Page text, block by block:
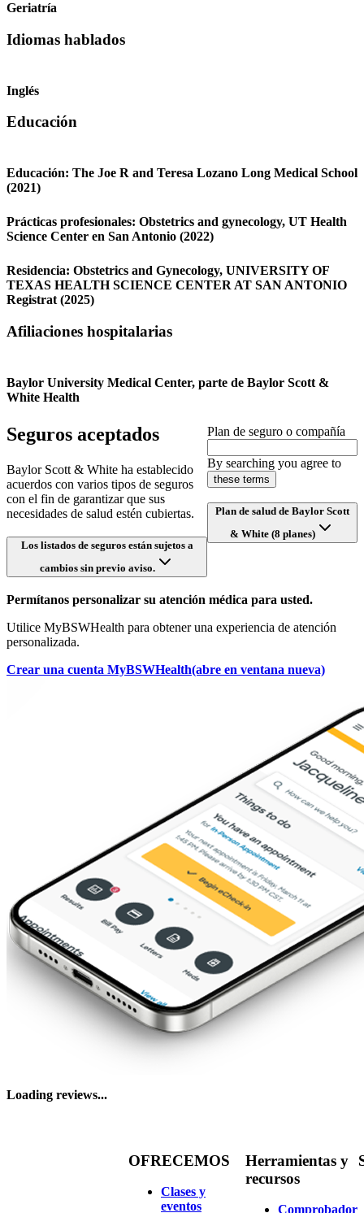
Geriatría
Idiomas hablados
Inglés
Educación
Educación: The Joe R and Teresa Lozano Long Medical School
(2021)
Prácticas profesionales: Obstetrics and gynecology, UT Health
Science Center en San Antonio (2022)
Residencia: Obstetrics and Gynecology, UNIVERSITY OF
TEXAS HEALTH SCIENCE CENTER AT SAN ANTONIO
Registrat (2025)
Afiliaciones hospitalarias
Baylor University Medical Center, parte de Baylor Scott &
White Health
Seguros aceptados
Baylor Scott & White ha establecido
acuerdos con varios tipos de seguros
con el fin de garantizar que sus
necesidades de salud estén cubiertas.
Los listados de seguros están sujetos a
cambios sin previo aviso.
Plan de seguro o compañía
By searching you agree to
these terms
Plan de salud de Baylor Scott
& White (8 planes)
Permítanos personalizar su atención médica para usted.
Utilice MyBSWHealth para obtener una experiencia de atención
personalizada.
Crear una cuenta MyBSWHealth(abre en ventana nueva)
Loading reviews...
OFRECEMOS
Clases y
eventos
Herramientas y
recursos
Comprobador